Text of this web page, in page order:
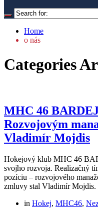
Home
o nás
Categories
MHC 46
Rozvojovým
Vladimír Mojdis
Hokejový klub MHC 46
svojho rozvoja. Realizačný
pozíciu – rozvojového
zmluvy stal Vladimír Mojdis.
in Hokej, MHC46,